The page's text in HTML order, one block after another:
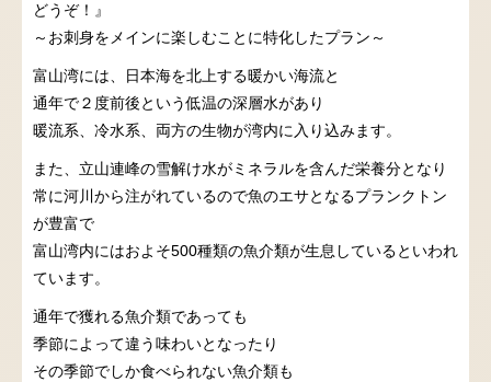
どうぞ！』
～お刺身をメインに楽しむことに特化したプラン～
富山湾には、日本海を北上する暖かい海流と
通年で２度前後という低温の深層水があり
暖流系、冷水系、両方の生物が湾内に入り込みます。
また、立山連峰の雪解け水がミネラルを含んだ栄養分となり
常に河川から注がれているので魚のエサとなるプランクトン
が豊富で
富山湾内にはおよそ500種類の魚介類が生息しているといわれ
ています。
通年で獲れる魚介類であっても
季節によって違う味わいとなったり
その季節でしか食べられない魚介類も